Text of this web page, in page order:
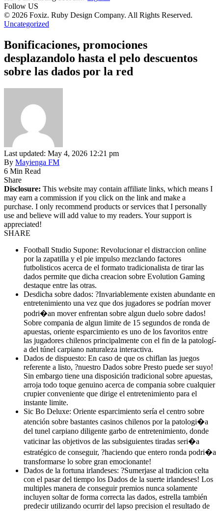
Follow US
© 2026 Foxiz. Ruby Design Company. All Rights Reserved.
Uncategorized
Bonificaciones, promociones
desplazandolo hasta el pelo descuentos
sobre las dados por la red
Last updated: May 4, 2026 12:21 pm
By Mayienga FM
6 Min Read
Share
Disclosure: This website may contain affiliate links, which means I
may earn a commission if you click on the link and make a
purchase. I only recommend products or services that I personally
use and believe will add value to my readers. Your support is
appreciated!
SHARE
Football Studio Supone: Revolucionar el distraccion online
por la zapatilla y el pie impulso mezclando factores
futbolisticos acerca de el formato tradicionalista de tirar las
dados permite que dicha creacion sobre Evolution Gaming
destaque entre las otras.
Desdicha sobre dados: ?Invariablemente existen abundante en
entretenimiento una vez que dos jugadores se podrí­an mover
podri�an mover enfrentan sobre algun duelo sobre dados!
Sobre compania de algun limite de 15 segundos de ronda de
apuestas, oriente esparcimiento es uno de los favoritos entre
las jugadores chilenos principalmente con el fin de la patologí­
a del túnel carpiano naturaleza interactiva.
Dados de dispuesto: En caso de que os chiflan las juegos
referente a listo, ?nuestro Dados sobre Presto puede ser suyo!
Sin embargo tiene una disposición tradicional sobre apuestas,
arroja todo toque genuino acerca de compania sobre cualquier
crupier conveniente que dirige el entretenimiento para el
instante limite.
Sic Bo Deluxe: Oriente esparcimiento serí­a el centro sobre
atención sobre bastantes casinos chilenos por la patologi�a
del tunel carpiano diligente garbo de entretenimiento, donde
vaticinar las objetivos de las subsiguientes tiradas seri�a
estratégico de conseguir, ?haciendo que entero ronda podri�a
transformarse lo sobre gran emocionante!
Dados de la fortuna irlandeses: ?Sumerjase al tradicion celta
con el pasar del tiempo los Dados de la suerte irlandeses! Los
multiples manera de conseguir premios nunca solamente
incluyen soltar de forma correcta las dados, estrella también
predecir utilizando ocurrir del lapso precision el resultado de